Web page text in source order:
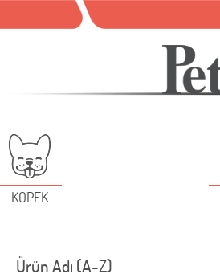
KÖPEK
Ürün Adı (A-Z)